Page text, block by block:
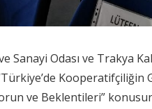
Sanayi Odası ve Trakya
Kooperatifçiliğin
ve Beklentileri”